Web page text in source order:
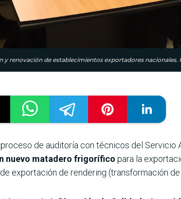
y renovación de establecimientos exportadores nacionales.
de auditoría con técnicos del Servicio
nuevo matadero frigorífico para la
exportación de rendering (transformación